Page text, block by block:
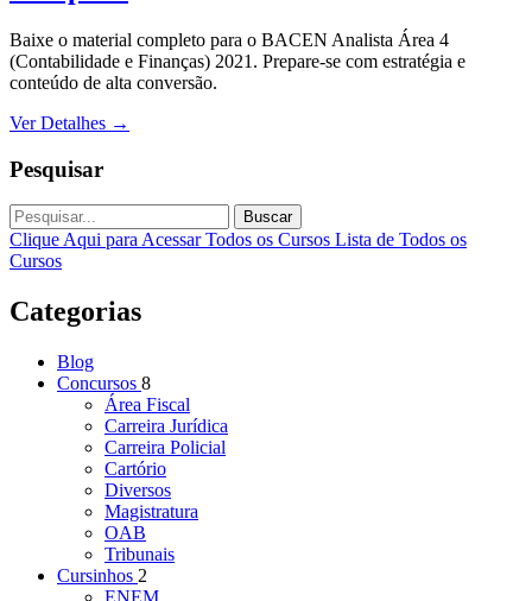
Baixe o material completo para o BACEN Analista Área 4
(Contabilidade e Finanças) 2021. Prepare-se com estratégia e
conteúdo de alta conversão.
Ver Detalhes →
Pesquisar
Buscar
Clique Aqui para Acessar Todos os Cursos Lista de Todos os
Cursos
Categorias
Blog
Concursos 8
Área Fiscal
Carreira Jurídica
Carreira Policial
Cartório
Diversos
Magistratura
OAB
Tribunais
Cursinhos 2